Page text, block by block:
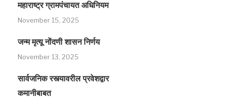
महाराष्ट्र ग्रामपंचायत अधिनियम
November 15, 2025
जन्म मृत्यू नोंदणी शासन निर्णय
November 13, 2025
सार्वजनिक रस्त्यावरील प्रवेशद्वार
कमानीबाबत